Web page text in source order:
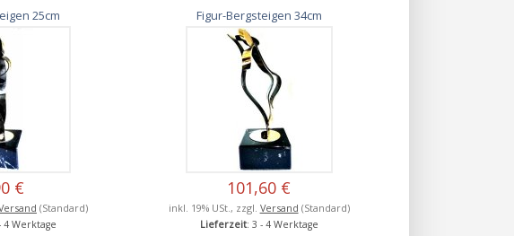
25cm
€
(Standard)
4 Werktage
Figur-Bergsteigen 34cm
101,60 €
inkl. 19% USt., zzgl. Versand (Standard)
Lieferzeit: 3 - 4 Werktage